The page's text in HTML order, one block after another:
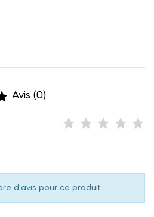
Avis (0)
d'avis pour ce produit.